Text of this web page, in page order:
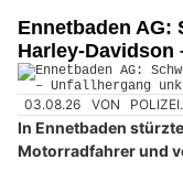
Ennetbaden AG:
Harley-Davidson
03.08.26 VON
In Ennetbaden
Motorradfahrer und